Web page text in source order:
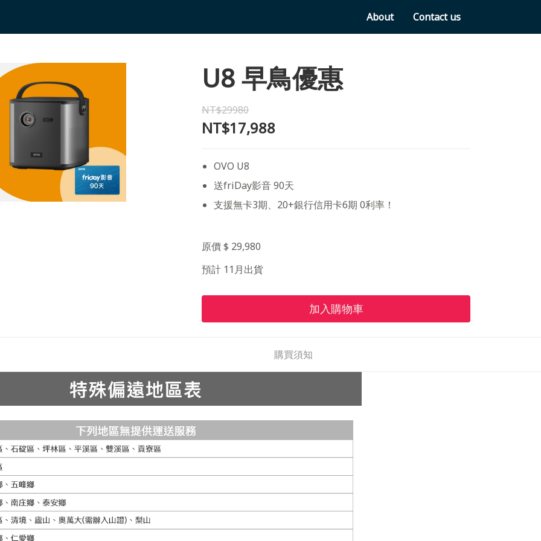
About Contact us
U8 早鳥優惠
NT$29980
NT$17,988
OVO U8
送friDay影音 90天
支援無卡3期、20+銀行信用卡6期 0利率！
原價 $ 29,980
預計 11月出貨
加入購物車
購買須知